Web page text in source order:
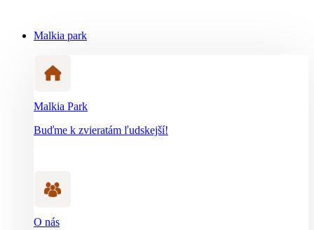
Malkia park
Malkia Park
Buďme k zvieratám ľudskejší!
O nás